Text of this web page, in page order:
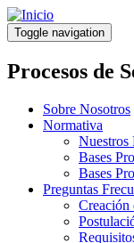
Pasar
al
contenido
principal
Toggle navigation
Procesos de
Sobre Nosotros
Normativa
Nuestros
Bases
Bases
Preguntas
Creación